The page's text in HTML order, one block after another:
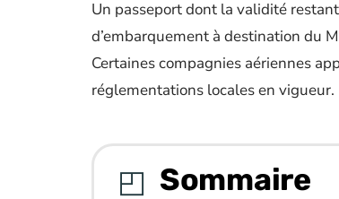
Un passeport dont la validité
d’embarquement à destination du
Certaines compagnies aériennes
réglementations locales en vigueur.
Sommaire